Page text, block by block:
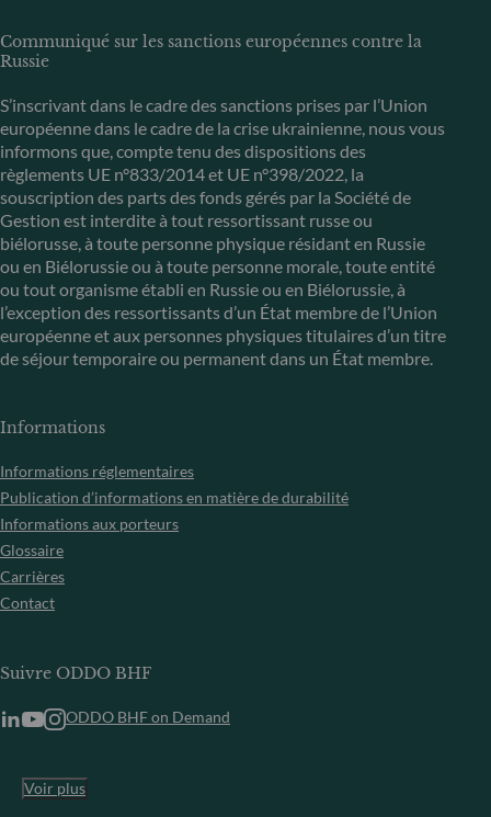
Communiqué sur les sanctions européennes contre la
Russie
S’inscrivant dans le cadre des sanctions prises par l’Union
européenne dans le cadre de la crise ukrainienne, nous vous
informons que, compte tenu des dispositions des
règlements UE n°833/2014 et UE n°398/2022, la
souscription des parts des fonds gérés par la Société de
Gestion est interdite à tout ressortissant russe ou
biélorusse, à toute personne physique résidant en Russie
ou en Biélorussie ou à toute personne morale, toute entité
ou tout organisme établi en Russie ou en Biélorussie, à
l’exception des ressortissants d’un État membre de l’Union
européenne et aux personnes physiques titulaires d’un titre
de séjour temporaire ou permanent dans un État membre.
Informations
Informations réglementaires
Publication d’informations en matière de durabilité
Informations aux porteurs
Glossaire
Carrières
Contact
Suivre ODDO BHF
ODDO BHF on Demand
Voir plus